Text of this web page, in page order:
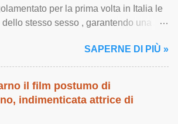
per la prima volta in Italia le
stesso sesso , garantendo una
SAPERNE DI PIÙ »
il film postumo di
indimenticata attrice di